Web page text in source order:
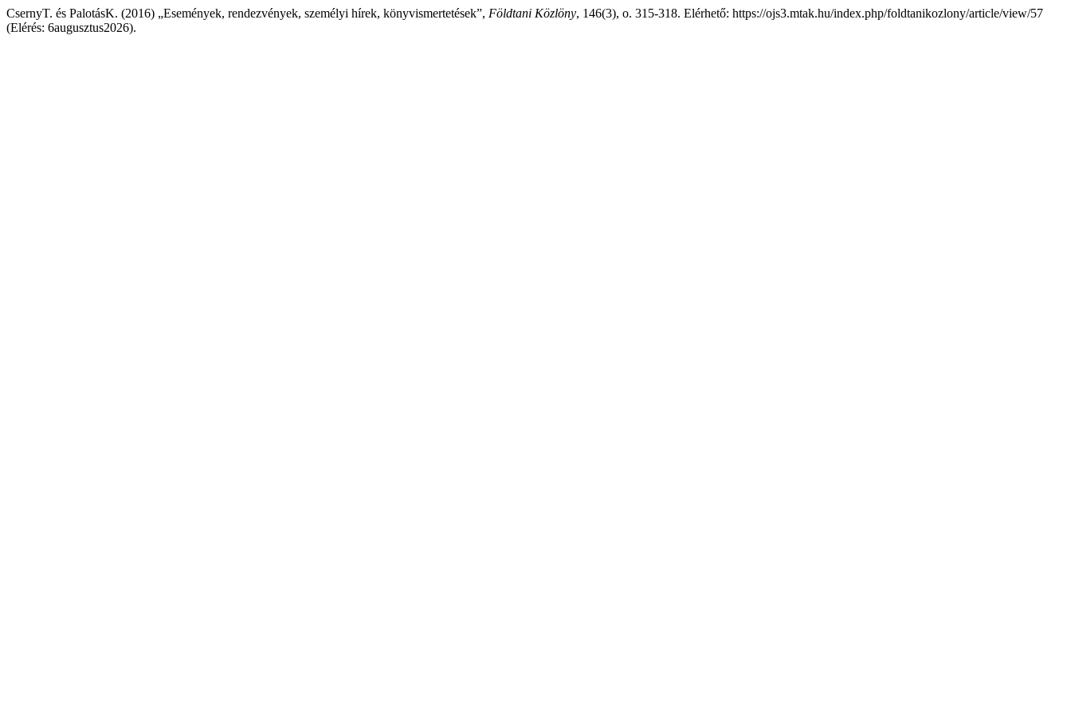
CsernyT. és PalotásK. (2016) „Események, rendezvények, személyi hírek, könyvismertetések”, Földtani Közlöny, 146(3), o. 315-318. Elérhető: https://ojs3.mtak.hu/index.php/foldtanikozlony/article/view/57
(Elérés: 6augusztus2026).